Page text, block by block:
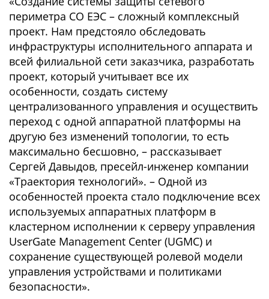
периметра СО ЕЭС – сложный комплексный
проект. Нам предстояло обследовать
инфраструктуры исполнительного аппарата и
всей филиальной сети заказчика, разработать
проект, который учитывает все их
особенности, создать систему
централизованного управления и осуществить
переход с одной аппаратной платформы на
другую без изменений топологии, то есть
максимально бесшовно, – рассказывает
Сергей Давыдов, пресейл-инженер компании
«Траектория технологий». – Одной из
особенностей проекта стало подключение всех
используемых аппаратных платформ в
кластерном исполнении к серверу управления
UserGate Management Center (UGMC) и
сохранение существующей ролевой модели
управления устройствами и политиками
безопасности».